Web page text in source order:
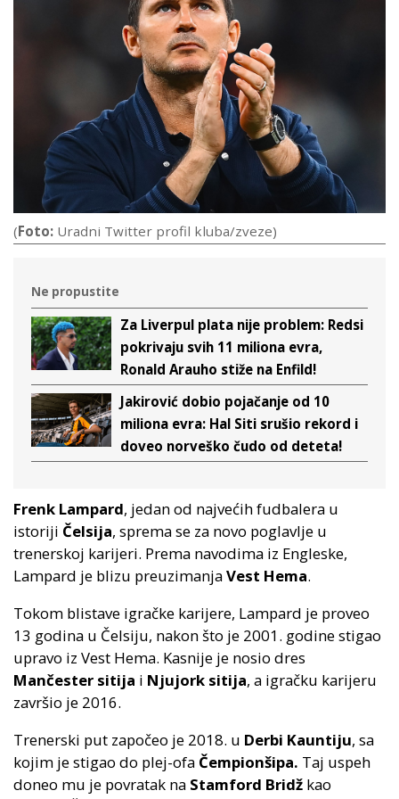
(Foto: Uradni Twitter profil kluba/zveze)
Ne propustite
Za Liverpul plata nije problem: Redsi
pokrivaju svih 11 miliona evra,
Ronald Arauho stiže na Enfild!
Jakirović dobio pojačanje od 10
miliona evra: Hal Siti srušio rekord i
doveo norveško čudo od deteta!
Frenk Lampard, jedan od najvećih fudbalera u
istoriji Čelsija, sprema se za novo poglavlje u
trenerskoj karijeri. Prema navodima iz Engleske,
Lampard je blizu preuzimanjaVest Hema.
Tokom blistave igračke karijere, Lampard je proveo
13 godina u Čelsiju, nakon što je 2001. godine stigao
upravo iz Vest Hema. Kasnije je nosio dres
Mančester sitija i Njujork sitija, a igračku karijeru
završio je 2016.
Trenerski put započeo je 2018. u Derbi Kauntiju, sa
kojim je stigao do plej-ofa Čempionšipa. Taj uspeh
doneo mu je povratak na Stamford Bridž kao